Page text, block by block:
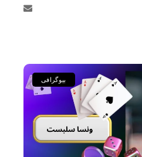
بیوگرافی